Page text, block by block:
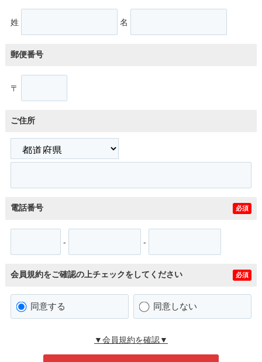
姓 名
郵便番号
〒
ご住所
電話番号 必須
- -
会員規約をご確認の上チェックをしてください 必須
同意する 同意しない
▼会員規約を確認▼